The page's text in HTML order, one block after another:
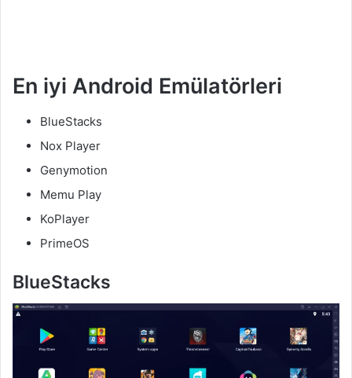
En iyi Android Emülatörleri
BlueStacks
Nox Player
Genymotion
Memu Play
KoPlayer
PrimeOS
BlueStacks